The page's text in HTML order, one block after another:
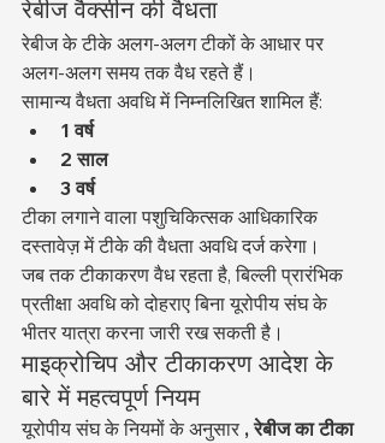
रेबीज वैक्सीन की वैधता
रेबीज के टीके अलग-अलग टीकों के आधार पर
अलग-अलग समय तक वैध रहते हैं।
सामान्य वैधता अवधि में निम्नलिखित शामिल हैं:
1 वर्ष
2 साल
3 वर्ष
टीका लगाने वाला पशुचिकित्सक आधिकारिक
दस्तावेज़ में टीके की वैधता अवधि दर्ज करेगा।
जब तक टीकाकरण वैध रहता है, बिल्ली प्रारंभिक
प्रतीक्षा अवधि को दोहराए बिना यूरोपीय संघ के
भीतर यात्रा करना जारी रख सकती है।
माइक्रोचिप और टीकाकरण आदेश के
बारे में महत्वपूर्ण नियम
यूरोपीय संघ के नियमों के अनुसार , रेबीज का टीका